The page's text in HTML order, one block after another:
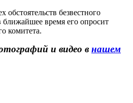
обстоятельств безвестного
ближайшее время его опросит
комитета.
и видео в нашем